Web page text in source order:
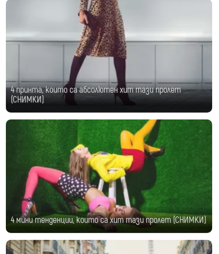
4 принта, които са абсолютен хит тази пролет
(СНИМКИ)
4 мини тенденции, които са хит тази пролет (СНИМКИ)